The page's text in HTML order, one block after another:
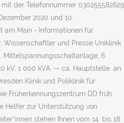
der Telefonnummer 030255582629
2020 und 10.
am Main - Informationen für
Wissenschaftler und Presse Uniklinik
Mittelspannungsschaltanlage, 6
kV, 1 000 kVA, — ca. Hauptstelle. an
Klinik und Poliklinik für
Früherkennungszentrum DD früh
Helfer zur Unterstützung von
stehen Ihnen vom 14. bis 18.